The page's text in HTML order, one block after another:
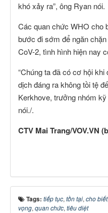
khó xảy ra”, ông Ryan nói.
Các quan chức WHO cho
bước đi sớm để ngăn
CoV-2, tình hình hiện nay
“Chúng ta đã có cơ hội
dịch đáng ra không tồi tệ
Kerkhove, trưởng nhóm
nói./.
CTV Mai Trang/VOV.VN
Tags: tiếp tục, tồn tại, cho biết,
vọng, quan chức, tiêu diệt